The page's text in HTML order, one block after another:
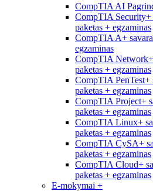
CompTIA AI
CompTIA Security+
paketas + egzaminas
CompTIA A+
egzaminas
CompTIA
paketas + egzaminas
CompTIA PenTest+
paketas + egzaminas
CompTIA Project+
paketas + egzaminas
CompTIA Linux+
paketas + egzaminas
CompTIA CySA+
paketas + egzaminas
CompTIA Cloud+
paketas + egzaminas
E-mokymai +